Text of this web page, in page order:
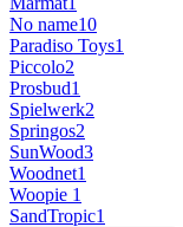
No name10
Paradiso Toys1
Piccolo2
Prosbud1
Spielwerk2
Springos2
SunWood3
Woodnet1
Woopie 1
SandTropic1